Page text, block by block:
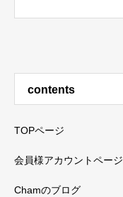
contents
TOPページ
会員様アカウントページ
Chamのブログ